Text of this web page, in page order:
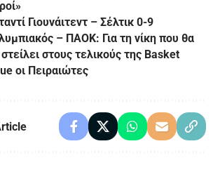
Γιουνάιτεντ – Σέλτικ 0-9
– ΠΑΟΚ: Για τη νίκη που θα
στους τελικούς της Basket
οι Πειραιώτες